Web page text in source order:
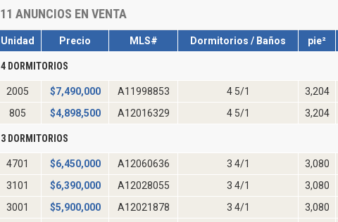
11 ANUNCIOS EN VENTA
Unidad Precio MLS# Dormitorios / Baños pie²
4 DORMITORIOS
2005 $7,490,000 A11998853 4 5/1 3,204
805
$4,898,500 A12016329 4 5/1 3,204
3 DORMITORIOS
4701 $6,450,000 A12060636 3 4/1 3,080
3101
$6,390,000 A12028055 3 4/1 3,080
3001
$5,900,000 A12021878 3 4/1 3,080